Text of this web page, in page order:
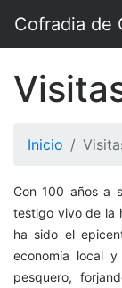
Cofradia de
Inicio
Con 100 años a
testigo vivo de la
ha sido el
economía local
pesquero,